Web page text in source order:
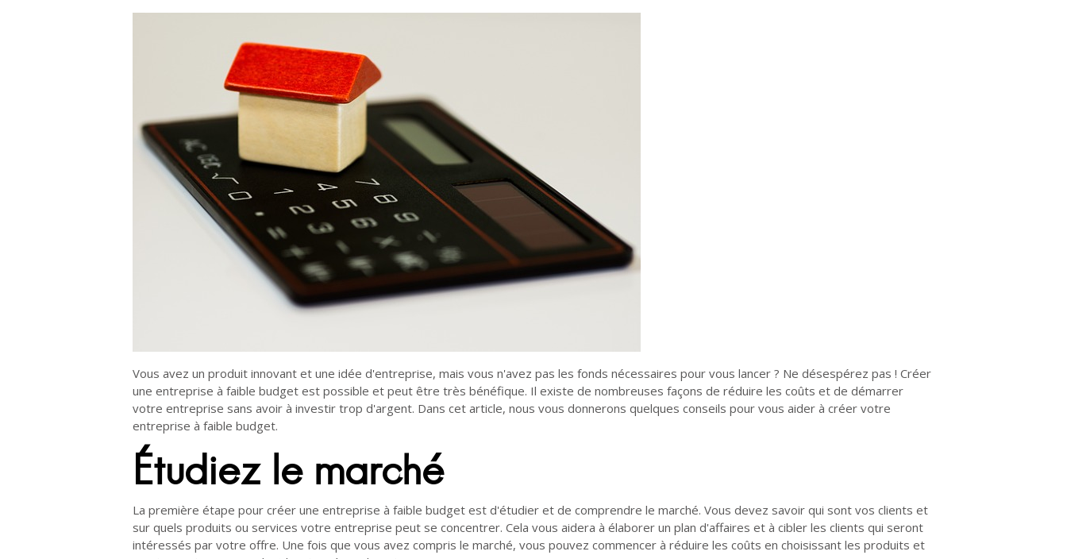
Vous avez un produit innovant et une idée d'entreprise, mais vous n'avez pas les fonds nécessaires pour vous lancer ? Ne désespérez pas ! Créer
une entreprise à faible budget est possible et peut être très bénéfique. Il existe de nombreuses façons de réduire les coûts et de démarrer
votre entreprise sans avoir à investir trop d'argent. Dans cet article, nous vous donnerons quelques conseils pour vous aider à créer votre
entreprise à faible budget.
Étudiez le marché
La première étape pour créer une entreprise à faible budget est d'étudier et de comprendre le marché. Vous devez savoir qui sont vos clients et
sur quels produits ou services votre entreprise peut se concentrer. Cela vous aidera à élaborer un plan d'affaires et à cibler les clients qui seront
intéressés par votre offre. Une fois que vous avez compris le marché, vous pouvez commencer à réduire les coûts en choisissant les produits et